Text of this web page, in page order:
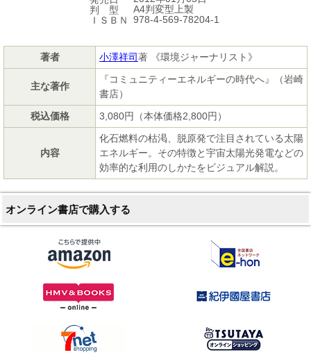
判 型
A4判変型上製
ＩＳＢＮ
978-4-569-78204-1
著者 小澤祥司著 《環境ジャーナリスト》
主な著作
『コミュニティーエネルギーの時代へ』（岩崎
書店）
税込価格
3,080円（本体価格2,800円）
内容
化石燃料の枯渇、脱原発で注目されている太陽
エネルギー。その特徴と宇宙太陽光発電などの
効率的な利用のしかたをビジュアル解説。
オンライン書店で購入する